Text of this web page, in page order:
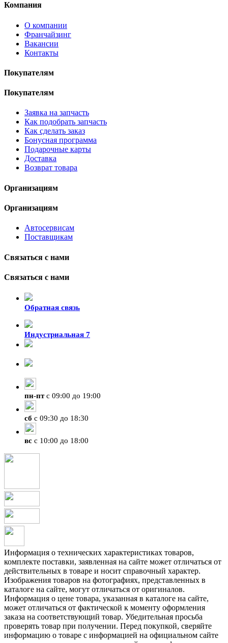
Компания
О компании
Франчайзинг
Вакансии
Контакты
Покупателям
Покупателям
Заявка на запчасть
Как подобрать запчасть
Как сделать заказ
Бонусная программа
Подарочные карты
Доставка
Возврат товара
Организациям
Организациям
Автосервисам
Поставщикам
Связаться с нами
Связаться с нами
Обратная связь
Индустриальная 7
пн-птс 09:00 до 19:00
сб с 09:30 до 18:30
вс с 10:00 до 18:00
Информация о технических характеристиках товаров,
комплекте поставки, заявленная на сайте может отличаться от
действительных в товаре и носит справочный характер.
Изображения товаров на фотографиях, представленных в
каталоге на сайте, могут отличаться от оригиналов.
Информация о цене товара, указанная в каталоге на сайте,
может отличаться от фактической к моменту оформления
заказа на соответствующий товар. Убедительная просьба
проверять товар при получении. Перед покупкой, сверяйте
информацию о товаре с информацией на официальном сайте